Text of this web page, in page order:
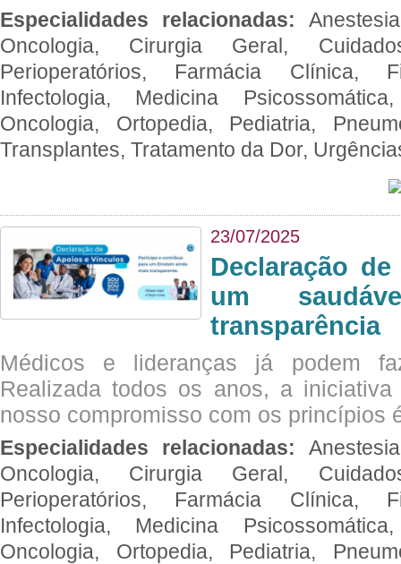
Especialidades relacionadas:
Oncologia, Cirurgia Geral,
Perioperatórios, Farmácia Clínica,
Infectologia, Medicina
Oncologia, Ortopedia, Pediatria,
Transplantes, Tratamento da Dor,
23/07/2025
Declaração
um
transparência
Médicos e lideranças já podem
Realizada todos os anos, a
nosso compromisso com os princípios
Especialidades relacionadas:
Oncologia, Cirurgia Geral,
Perioperatórios, Farmácia Clínica,
Infectologia, Medicina
Oncologia, Ortopedia, Pediatria,